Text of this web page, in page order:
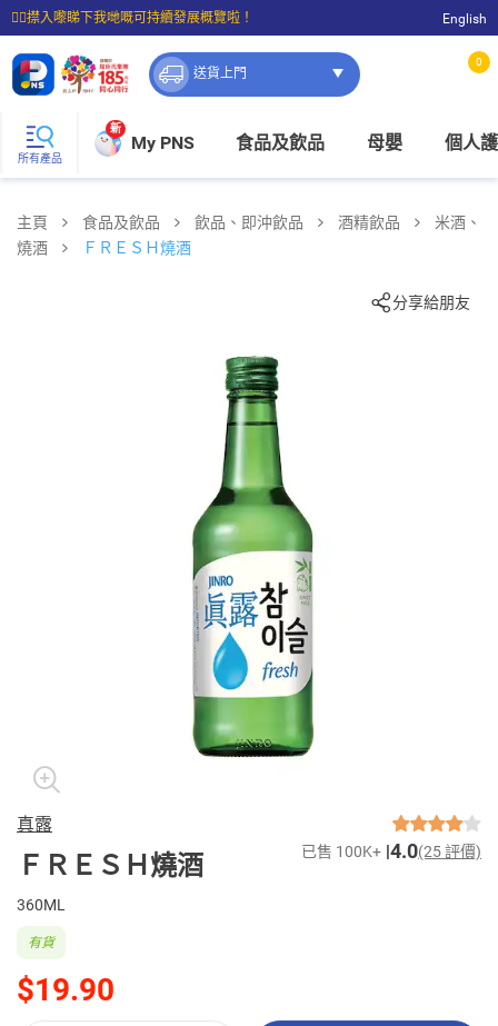
☝🏼㩒入嚟睇下我哋嘅可持續發展概覽啦！
⭐購物滿$399即享免費送貨；滿$100即可免費店取。
English
送貨上門
0
所有產品
新
My PNS 食品及飲品 母嬰 個人
主頁 食品及飲品 飲品、即沖飲品 酒精飲品
米酒、
燒酒
ＦＲＥＳＨ燒酒
分享給朋友
真露
ＦＲＥＳＨ燒酒 已售 100K+ 4.0(25 評價)
360ML
$19.90
有貨